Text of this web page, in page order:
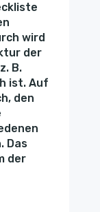
wird
der
B.
ist. Auf
den
Das
der